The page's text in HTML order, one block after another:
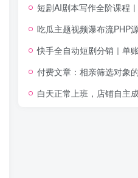
短剧AI剧本写作全阶课程｜标准剧本格式、AI写剧指令、投稿过稿技巧、网文
吃瓜主题视频瀑布流PHP
快手全自动短剧分销｜单
付费文章：相亲筛选对象的高效实用策略，全程落地可实操
白天正常上班，店铺自主成交，做多多虚拟每月新增1-